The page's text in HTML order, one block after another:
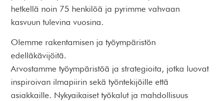
hetkellä noin 75 henkilöä ja pyrimme vahvaan
kasvuun tulevina vuosina.
Olemme rakentamisen ja työympäristön
edelläkävijöitä.
Arvostamme työympäristöä ja strategioita, jotka luovat
inspiroivan ilmapiirin sekä työntekijöille että
asiakkaille. Nykyaikaiset työkalut ja mahdollisuus